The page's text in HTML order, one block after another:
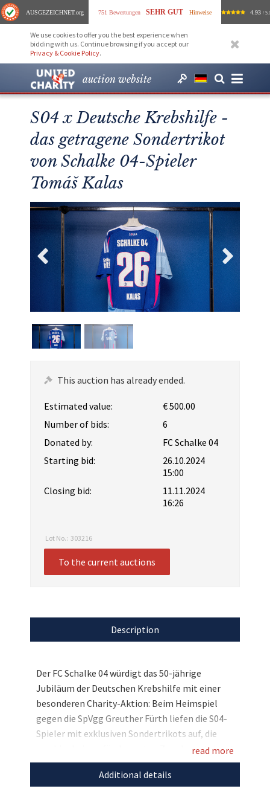
AUSGEZEICHNET.org 751 Bewertungen SEHR GUT Hinweise 4.93 /
We use cookies to offer you the best experience when
bidding with us. Continue browsing if you accept our
Privacy & Cookie Policy.
auction website
S04 x Deutsche Krebshilfe -
das getragene Sondertrikot
von Schalke 04-Spieler
Tomáš Kalas
This auction has already ended.
Estimated value:
€ 500.00
Number of bids:
6
Donated by:
FC Schalke 04
Starting bid:
26.10.2024
15:00
Closing bid:
11.11.2024
16:26
Lot No.: 303216
To the current auctions
Description
Der FC Schalke 04 würdigt das 50-jährige
Jubiläum der Deutschen Krebshilfe mit einer
besonderen Charity-Aktion: Beim Heimspiel
gegen die SpVgg Greuther Fürth liefen die S04-
Spieler mit exklusiven Sondertrikots auf, die
nun hier bei uns für den guten Zweck versteigert
werden! Die Trikots tragen einen Retro-
Schriftzug der Deutschen Krebshilfe und sind in
read more
Additional details